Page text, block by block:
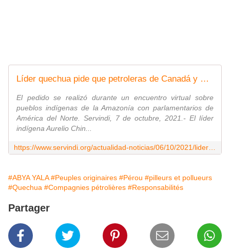
Líder quechua pide que petroleras de Canadá y EE. UU. respeten derechos
El pedido se realizó durante un encuentro virtual sobre
pueblos indígenas de la Amazonía con parlamentarios de
América del Norte. Servindi, 7 de octubre, 2021.- El líder
indígena Aurelio Chin...
#ABYA YALA #Peuples originaires #Pérou #pilleurs et pollueurs
#Quechua #Compagnies pétrolières #Responsabilités
Partager